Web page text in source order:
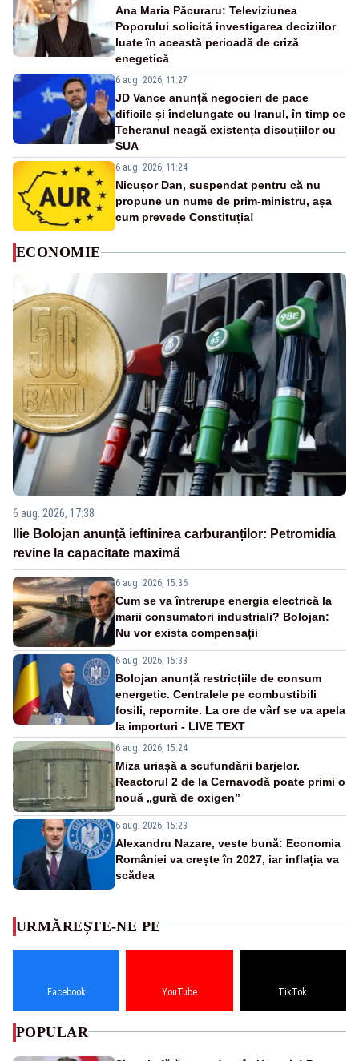
Ana Maria Păcuraru: Televiziunea
Poporului solicită investigarea deciziilor
luate în această perioadă de criză
enegetică
6 aug. 2026, 11:27
JD Vance anunță negocieri de pace
dificile și îndelungate cu Iranul, în timp ce
Teheranul neagă existența discuțiilor cu
SUA
6 aug. 2026, 11:24
Nicușor Dan, suspendat pentru că nu
propune un nume de prim-ministru, așa
cum prevede Constituția!
ECONOMIE
6 aug. 2026, 17:38
Ilie Bolojan anunță ieftinirea carburanților: Petromidia
revine la capacitate maximă
6 aug. 2026, 15:36
Cum se va întrerupe energia electrică la
marii consumatori industriali? Bolojan:
Nu vor exista compensații
6 aug. 2026, 15:33
Bolojan anunță restricțiile de consum
energetic. Centralele pe combustibili
fosili, repornite. La ore de vârf se va apela
la importuri - LIVE TEXT
6 aug. 2026, 15:24
Miza uriașă a scufundării barjelor.
Reactorul 2 de la Cernavodă poate primi o
nouă „gură de oxigen”
6 aug. 2026, 15:23
Alexandru Nazare, veste bună: Economia
României va crește în 2027, iar inflația va
scădea
URMĂREȘTE-NE PE
Facebook YouTube TikTok
POPULAR